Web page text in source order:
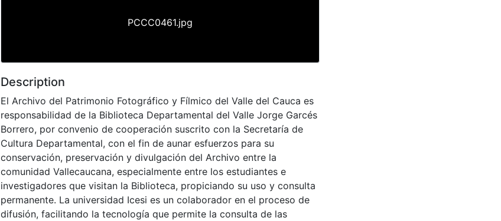
PCCC0461.jpg
Description
El Archivo del Patrimonio Fotográfico y Fílmico del Valle del Cauca es
responsabilidad de la Biblioteca Departamental del Valle Jorge Garcés
Borrero, por convenio de cooperación suscrito con la Secretaría de
Cultura Departamental, con el fin de aunar esfuerzos para su
conservación, preservación y divulgación del Archivo entre la
comunidad Vallecaucana, especialmente entre los estudiantes e
investigadores que visitan la Biblioteca, propiciando su uso y consulta
permanente. La universidad Icesi es un colaborador en el proceso de
difusión, facilitando la tecnología que permite la consulta de las